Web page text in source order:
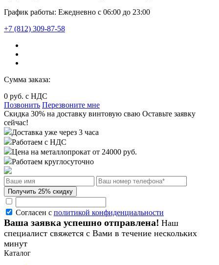
График работы: Ежедневно с 06:00 до 23:00
+7 (812) 309-87-58
Сумма заказа:
0 руб. с НДС
Позвонить Перезвоните мне
Cкидка 30% на доставку винтовую сваю Оставьте заявку
сейчас!
Доставка уже через 3 часа
Работаем с НДС
Цена на металлопрокат от 24000 руб.
Работаем круглосуточно
Согласен с политикой конфиденциальности
Ваша заявка успешно отправлена! Наш
специалист свяжется с Вами в течение нескольких
минут
Каталог